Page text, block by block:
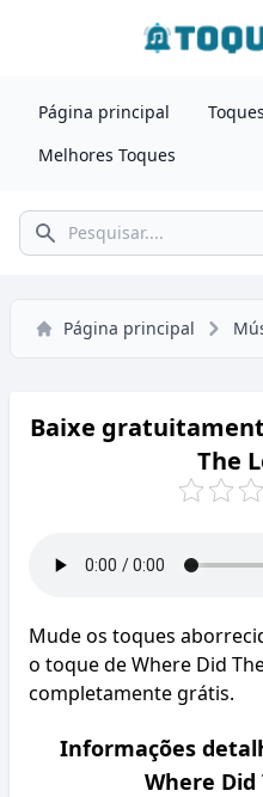
Página principal
Melhores Toques
Pesquisar
Página principal
Baixe
The
Mude os toques
o toque de Where Did
completamente grátis.
Informações
Where Did